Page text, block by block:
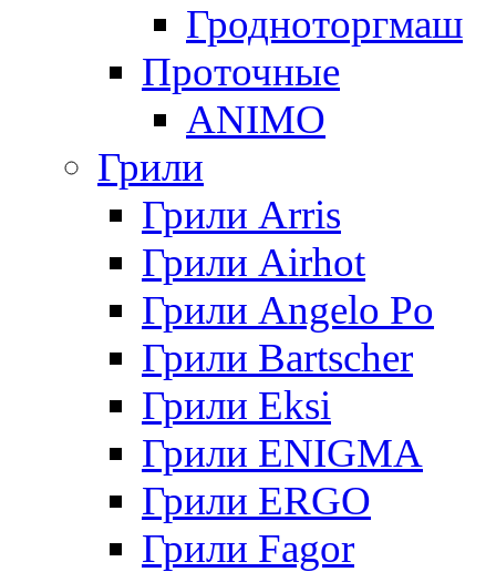
Гродноторгмаш
Проточные
ANIMO
Грили
Грили Arris
Грили Airhot
Грили Angelo Po
Грили Bartscher
Грили Eksi
Грили ENIGMA
Грили ERGO
Грили Fagor